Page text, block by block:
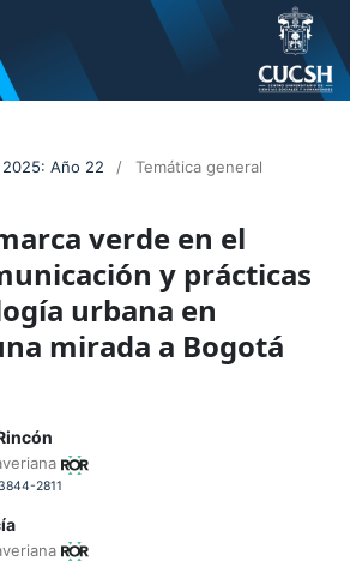
2025: Año 22 / Temática general
verde en el
y prácticas
urbana en
mirada a Bogotá
2811